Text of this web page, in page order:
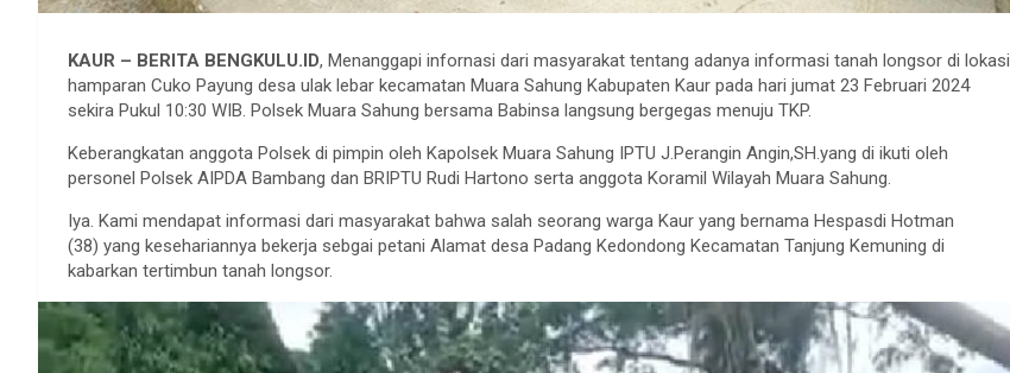
KAUR – BERITA BENGKULU.ID, Menanggapi infornasi dari masyarakat tentang adanya informasi tanah longsor di lokasi
hamparan Cuko Payung desa ulak lebar kecamatan Muara Sahung Kabupaten Kaur pada hari jumat 23 Februari 2024
sekira Pukul 10:30 WIB. Polsek Muara Sahung bersama Babinsa langsung bergegas menuju TKP.
Keberangkatan anggota Polsek di pimpin oleh Kapolsek Muara Sahung IPTU J.Perangin Angin,SH.yang di ikuti oleh
personel Polsek AIPDA Bambang dan BRIPTU Rudi Hartono serta anggota Koramil Wilayah Muara Sahung.
Iya. Kami mendapat informasi dari masyarakat bahwa salah seorang warga Kaur yang bernama Hespasdi Hotman
(38) yang kesehariannya bekerja sebgai petani Alamat desa Padang Kedondong Kecamatan Tanjung Kemuning di
kabarkan tertimbun tanah longsor.